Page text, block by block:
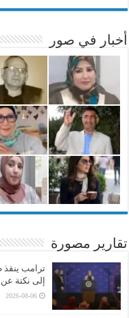
أخبار في صور
تقارير مصورة
ترامب
إلى نكتة
2026-08-06